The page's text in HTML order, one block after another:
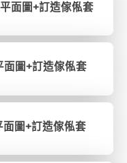
面圖+訂造傢俬套
圖+訂造傢俬套
圖+訂造傢俬套